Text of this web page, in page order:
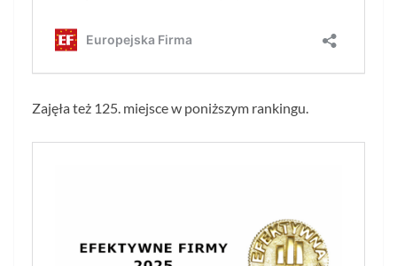
Zajęła też 125. miejsce w poniższym rankingu.